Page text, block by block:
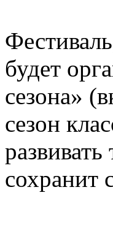
будет
сезона»
сезон
сохранит